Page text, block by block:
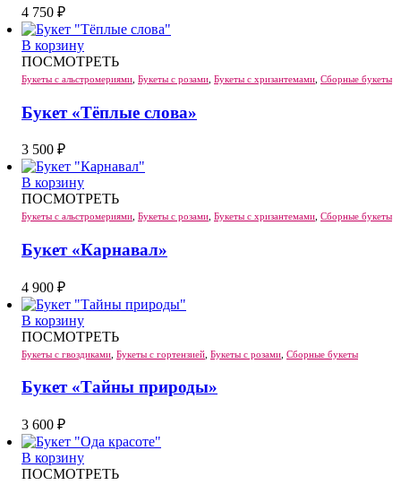
4 750 ₽
В корзину
ПОСМОТРЕТЬ
Букеты с альстромериями Букеты с розами Букеты с хризантемами Сборные букеты
Букет «Тёплые слова»
3 500 ₽
В корзину
ПОСМОТРЕТЬ
Букеты с альстромериями Букеты с розами Букеты с хризантемами Сборные букеты
Букет «Карнавал»
4 900 ₽
В корзину
ПОСМОТРЕТЬ
Букеты с гвоздиками Букеты с гортензией Букеты с розами Сборные букеты
Букет «Тайны природы»
3 600 ₽
В корзину
ПОСМОТРЕТЬ